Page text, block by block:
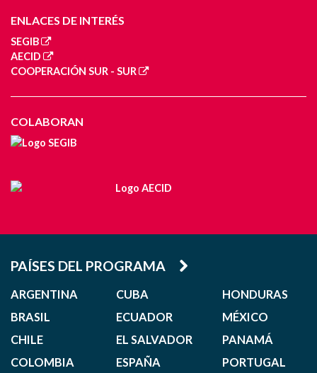
ENLACES DE INTERÉS
SEGIB
AECID
COOPERACIÓN SUR - SUR
COLABORAN
PAÍSES DEL PROGRAMA
ARGENTINA
BRASIL
CHILE
COLOMBIA
CUBA
ECUADOR
EL SALVADOR
ESPAÑA
HONDURAS
MÉXICO
PANAMÁ
PORTUGAL